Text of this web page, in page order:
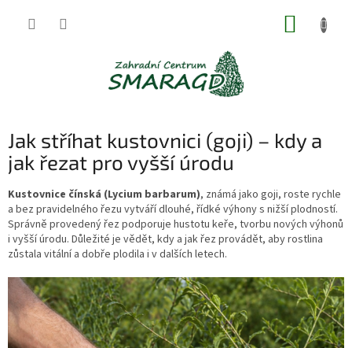
Jak stříhat kustovnici (goji) – kdy a
jak řezat pro vyšší úrodu
Kustovnice čínská (Lycium barbarum), známá jako goji, roste rychle
a bez pravidelného řezu vytváří dlouhé, řídké výhony s nižší plodností.
Správně provedený řez podporuje hustotu keře, tvorbu nových výhonů
i vyšší úrodu. Důležité je vědět, kdy a jak řez provádět, aby rostlina
zůstala vitální a dobře plodila i v dalších letech.